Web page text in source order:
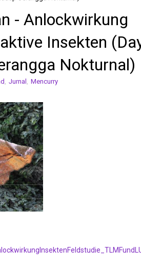
- Anlockwirkung
Insekten
Nokturnal)
Jurnal Mencurry